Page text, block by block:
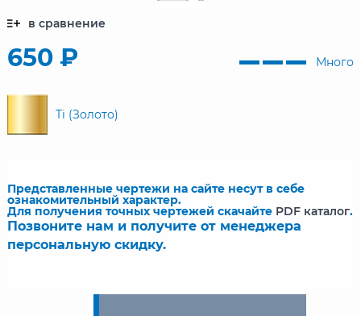
в сравнение
650 ₽ Много
Ti (Золото)
Представленные чертежи на сайте несут в себе
ознакомительный характер.
Для получения точных чертежей скачайте PDF каталог.
Позвоните нам и получите от менеджера
персональную скидку.